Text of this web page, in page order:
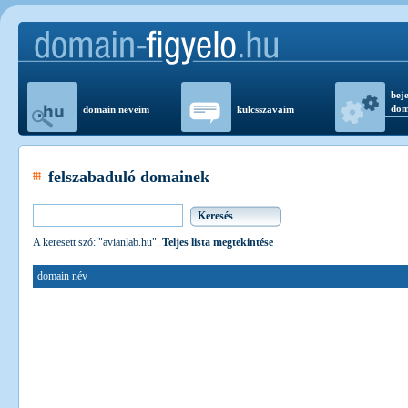
domain neveim kulcsszavaim
felszabaduló domainek
A keresett szó: "avianlab.hu". Teljes lista megtekintése
domain név